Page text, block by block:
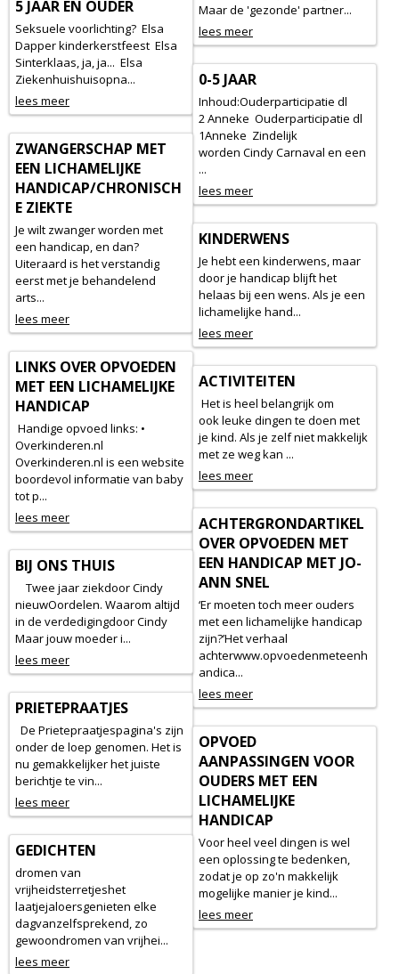
Maar de 'gezonde' partner...
lees meer
5 JAAR EN OUDER
Seksuele voorlichting? Elsa
Dapper kinderkerstfeest Elsa
Sinterklaas, ja, ja... Elsa
Ziekenhuishuisopna...
lees meer
0-5 JAAR
Inhoud:Ouderparticipatie dl
2 Anneke Ouderparticipatie dl
1Anneke Zindelijk
worden Cindy Carnaval en een
...
lees meer
ZWANGERSCHAP MET
EEN LICHAMELIJKE
HANDICAP/CHRONISCH
E ZIEKTE
Je wilt zwanger worden met
een handicap, en dan?
Uiteraard is het verstandig
eerst met je behandelend
arts...
lees meer
KINDERWENS
Je hebt een kinderwens, maar
door je handicap blijft het
helaas bij een wens. Als je een
lichamelijke hand...
lees meer
LINKS OVER OPVOEDEN
MET EEN LICHAMELIJKE
HANDICAP
Handige opvoed links: •
Overkinderen.nl
Overkinderen.nl is een website
boordevol informatie van baby
tot p...
lees meer
ACTIVITEITEN
Het is heel belangrijk om
ook leuke dingen te doen met
je kind. Als je zelf niet makkelijk
met ze weg kan ...
lees meer
ACHTERGRONDARTIKEL
OVER OPVOEDEN MET
EEN HANDICAP MET JO-
ANN SNEL
‘Er moeten toch meer ouders
met een lichamelijke handicap
zijn?’Het verhaal
achterwww.opvoedenmeteenh
andica...
lees meer
BIJ ONS THUIS
Twee jaar ziekdoor Cindy
nieuwOordelen. Waarom altijd
in de verdedigingdoor Cindy
Maar jouw moeder i...
lees meer
PRIETEPRAATJES
De Prietepraatjespagina's zijn
onder de loep genomen. Het is
nu gemakkelijker het juiste
berichtje te vin...
lees meer
OPVOED
AANPASSINGEN VOOR
OUDERS MET EEN
LICHAMELIJKE
HANDICAP
Voor heel veel dingen is wel
een oplossing te bedenken,
zodat je op zo'n makkelijk
mogelijke manier je kind...
lees meer
GEDICHTEN
dromen van
vrijheidsterretjeshet
laatjejaloersgenieten elke
dagvanzelfsprekend, zo
gewoondromen van vrijhei...
lees meer